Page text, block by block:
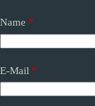
Name *
E-Mail *